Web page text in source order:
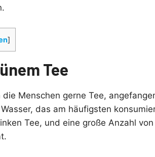
]
Tee
Menschen gerne Tee,
das am häufigsten
Tee, und eine große Anzahl